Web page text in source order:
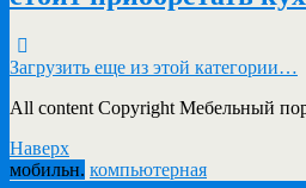
Загрузить еще из этой категории…
All content Copyright Мебельный
Наверх
мобильн. компьютерная